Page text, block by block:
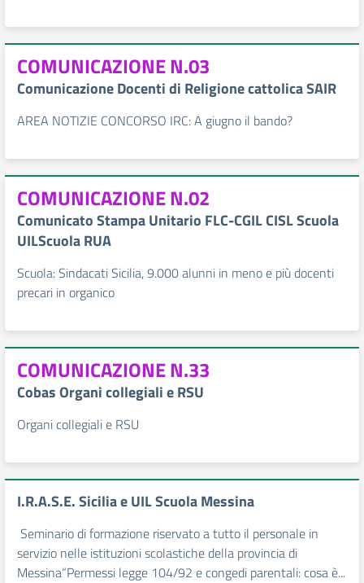
COMUNICAZIONE N.03
Comunicazione Docenti di Religione cattolica SAIR
AREA NOTIZIE CONCORSO IRC: A giugno il bando?
COMUNICAZIONE N.02
Comunicato Stampa Unitario FLC-CGIL CISL Scuola
UILScuola RUA
Scuola: Sindacati Sicilia, 9.000 alunni in meno e più docenti
precari in organico
COMUNICAZIONE N.33
Cobas Organi collegiali e RSU
Organi collegiali e RSU
I.R.A.S.E. Sicilia e UIL Scuola Messina
Seminario di formazione riservato a tutto il personale in
servizio nelle istituzioni scolastiche della provincia di
Messina“Permessi legge 104/92 e congedi parentali: cosa è...